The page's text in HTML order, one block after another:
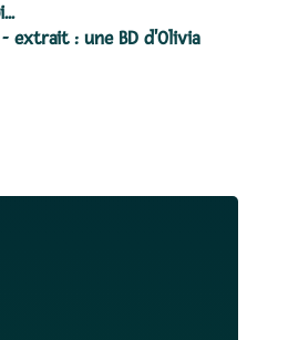
extrait : une BD d'Olivia